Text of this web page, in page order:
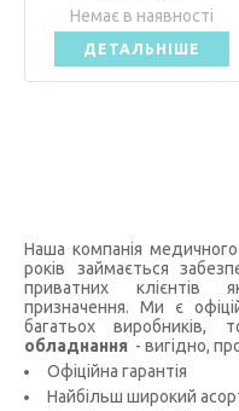
Немає в наявності
ДЕТАЛЬНІШЕ
Наша компанія
років займається
приватних клієнтів
призначення. Ми є
багатьох виробників,
обладнання - вигідно,
Офіційна гарантія
Найбільш широкий